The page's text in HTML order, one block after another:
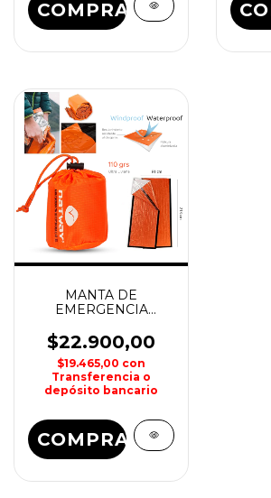
MANTA DE
EMERGENCIA
$22.900,00
$19.465,00 con
Transferencia o
depósito bancario
COMPRAR